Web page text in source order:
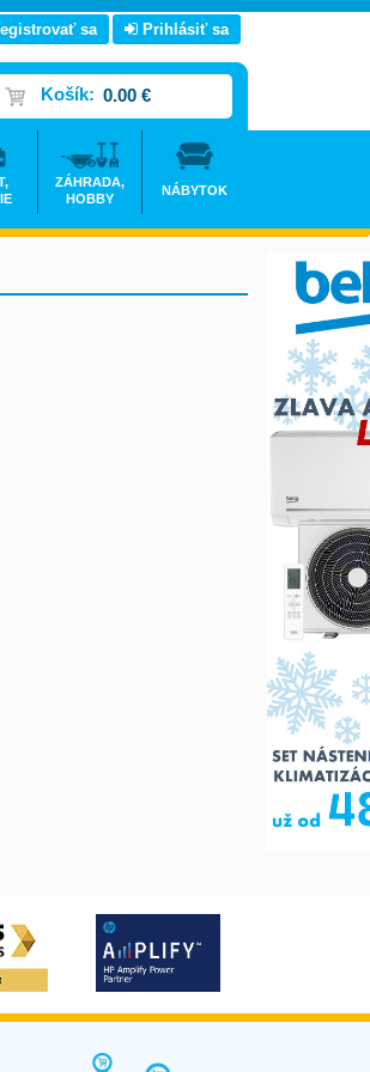
sa Prihlásiť sa
Košík: 0.00 €
ZÁHRADA,
HOBBY
NÁBYTOK